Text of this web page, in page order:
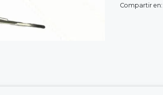
Compartir en: